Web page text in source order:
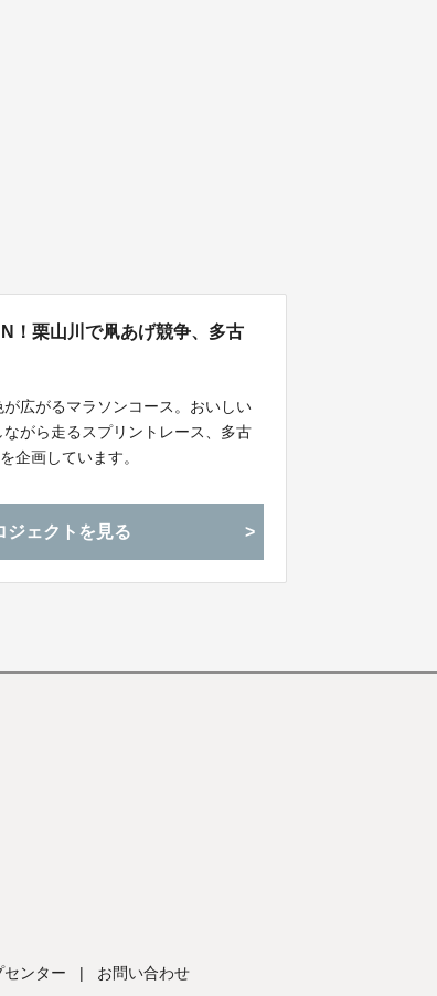
！栗山川で凧あげ競争、多古
広がるマラソンコース。おいしい
がら走るスプリントレース、多古
企画しています。
ジェクトを見る
センター | お問い合わせ